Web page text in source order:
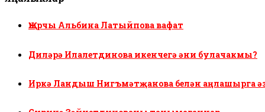
Җырчы Альбина Латыйпова вафат
Диләрә Илалетдинова икенчегә әни булачакмы?
Иркә Ландыш Нигъмәтҗанова белән аңлашырга